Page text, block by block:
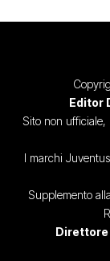
Editor
Sito non ufficiale,
I marchi
Supplemento
Direttore